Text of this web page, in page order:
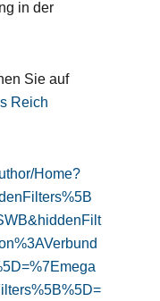
in der
Sie auf
Reich
Home?